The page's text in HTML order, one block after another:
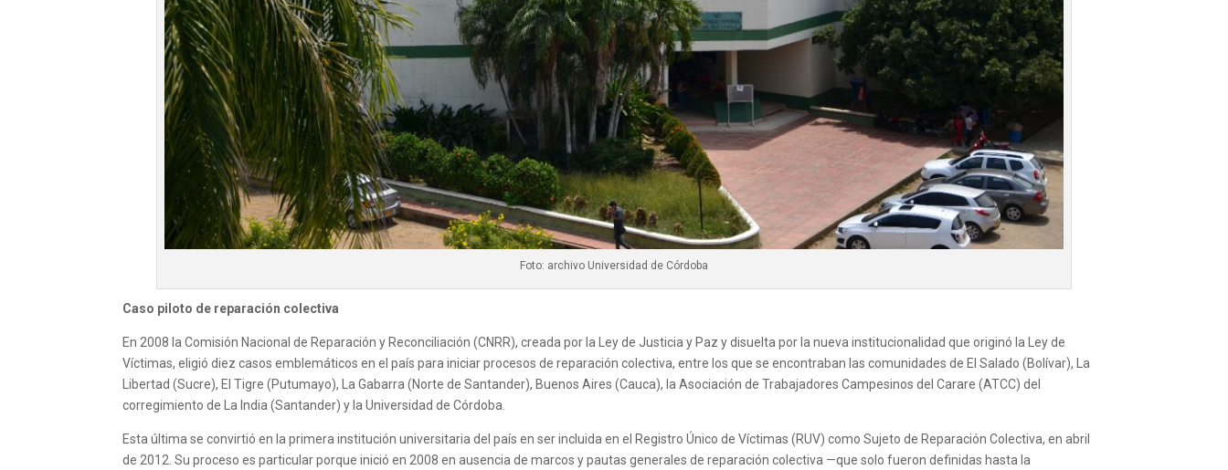
Foto: archivo Universidad de Córdoba
Caso piloto de reparación colectiva
En 2008 la Comisión Nacional de Reparación y Reconciliación (CNRR), creada por la Ley de Justicia y Paz y disuelta por la nueva institucionalidad que originó la Ley de
Víctimas, eligió diez casos emblemáticos en el país para iniciar procesos de reparación colectiva, entre los que se encontraban las comunidades de El Salado (Bolívar), La
Libertad (Sucre), El Tigre (Putumayo), La Gabarra (Norte de Santander), Buenos Aires (Cauca), la Asociación de Trabajadores Campesinos del Carare (ATCC) del
corregimiento de La India (Santander) y la Universidad de Córdoba.
Esta última se convirtió en la primera institución universitaria del país en ser incluida en el Registro Único de Víctimas (RUV) como Sujeto de Reparación Colectiva, en abril
de 2012. Su proceso es particular porque inició en 2008 en ausencia de marcos y pautas generales de reparación colectiva —que solo fueron definidas hasta la